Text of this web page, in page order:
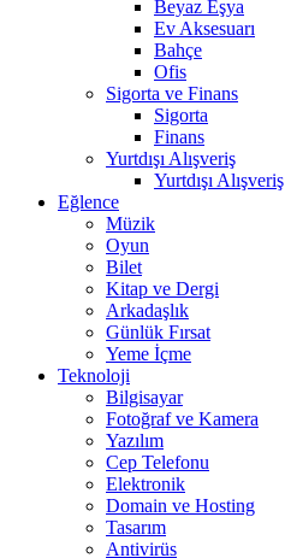
Beyaz Eşya
Ev Aksesuarı
Bahçe
Ofis
Sigorta ve Finans
Sigorta
Finans
Yurtdışı Alışveriş
Yurtdışı Alışveriş
Eğlence
Müzik
Oyun
Bilet
Kitap ve Dergi
Arkadaşlık
Günlük Fırsat
Yeme İçme
Teknoloji
Bilgisayar
Fotoğraf ve Kamera
Yazılım
Cep Telefonu
Elektronik
Domain ve Hosting
Tasarım
Antivirüs